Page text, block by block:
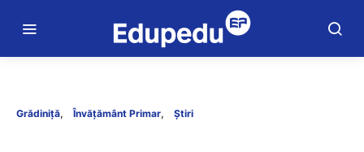
Grădiniță Învățământ Primar Știri